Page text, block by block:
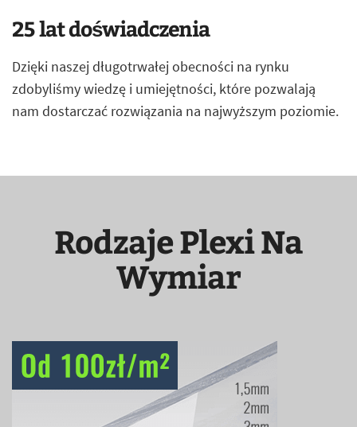
25 lat doświadczenia
Dzięki naszej długotrwałej obecności na rynku
zdobyliśmy wiedzę i umiejętności, które pozwalają
nam dostarczać rozwiązania na najwyższym poziomie.
Rodzaje Plexi Na
Wymiar